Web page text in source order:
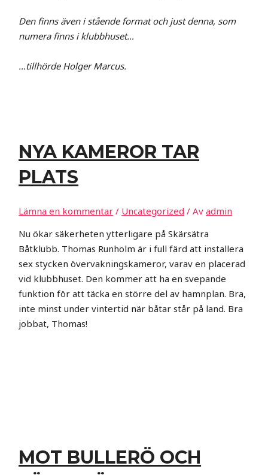
Den finns även i stående format och just denna, som
numera finns i klubbhuset…
…tillhörde Holger Marcus.
NYA KAMEROR TAR
PLATS
Lämna en kommentar / Uncategorized / Av admin
Nu ökar säkerheten ytterligare på Skärsätra
Båtklubb. Thomas Runholm är i full färd att installera
sex stycken övervakningskameror, varav en placerad
vid klubbhuset. Den kommer att ha en svepande
funktion för att täcka en större del av hamnplan. Bra,
inte minst under vintertid när båtar står på land. Bra
jobbat, Thomas!
MOT BULLERÖ OCH